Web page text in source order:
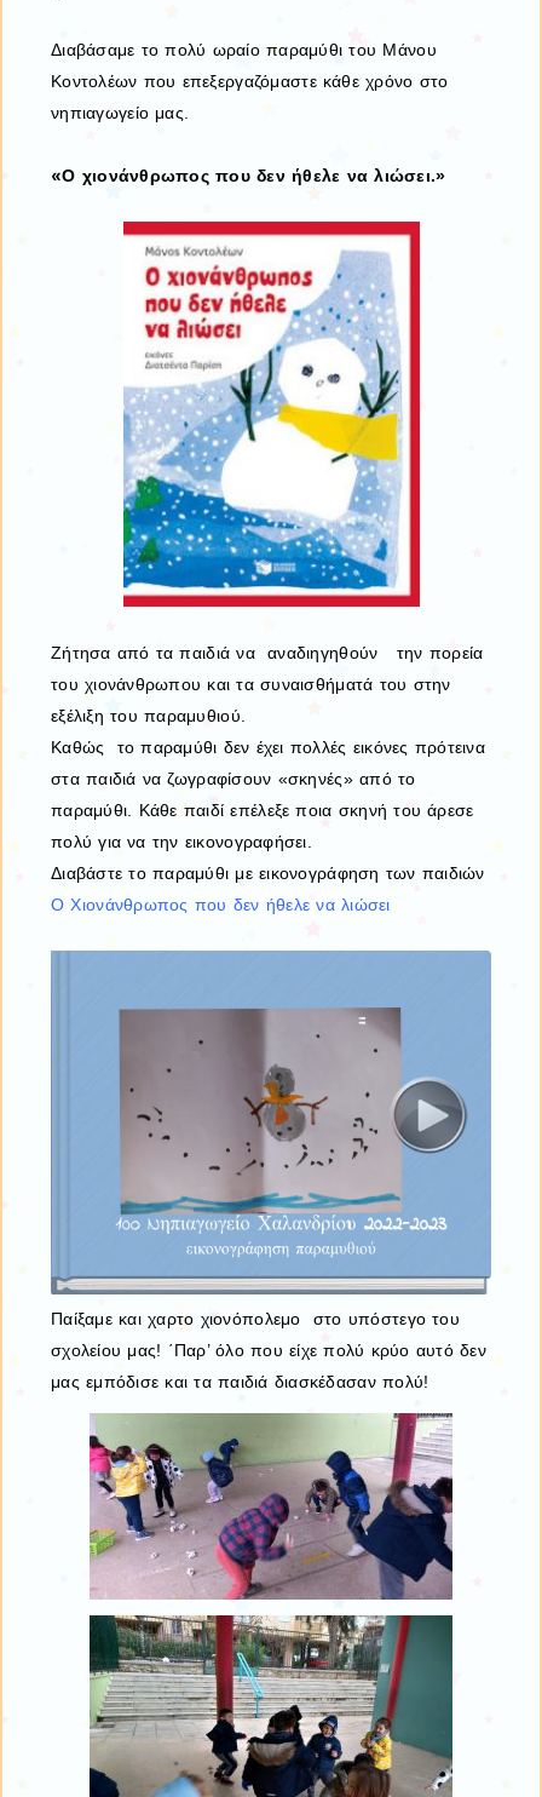
Διαβάσαμε το πολύ ωραίο παραμύθι του Μάνου
Κοντολέων που επεξεργαζόμαστε κάθε χρόνο στο
νηπιαγωγείο μας.
«Ο χιονάνθρωπος που δεν ήθελε να λιώσει.»
Ζήτησα από τα παιδιά να αναδιηγηθούν την πορεία
του χιονάνθρωπου και τα συναισθήματά του στην
εξέλιξη του παραμυθιού.
Καθώς το παραμύθι δεν έχει πολλές εικόνες πρότεινα
στα παιδιά να ζωγραφίσουν «σκηνές» από το
παραμύθι. Κάθε παιδί επέλεξε ποια σκηνή του άρεσε
πολύ για να την εικονογραφήσει.
Διαβάστε το παραμύθι με εικονογράφηση των παιδιών
Ο Χιονάνθρωπος που δεν ήθελε να λιώσει
Παίξαμε και χαρτο χιονόπολεμο στο υπόστεγο του
σχολείου μας! ΄Παρ’ όλο που είχε πολύ κρύο αυτό δεν
μας εμπόδισε και τα παιδιά διασκέδασαν πολύ!